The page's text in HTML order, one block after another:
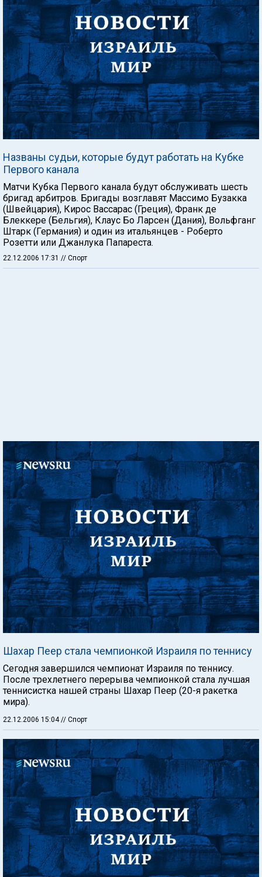
Названы судьи, которые будут работать на Кубке
Первого канала
Матчи Кубка Первого канала будут обслуживать шесть
бригад арбитров. Бригады возглавят Массимо Бузакка
(Швейцария), Кирос Вассарас (Греция), Франк де
Блеккере (Бельгия), Клаус Бо Ларсен (Дания), Вольфганг
Штарк (Германия) и один из итальянцев - Роберто
Розетти или Джанлука Папареста.
22.12.2006 17:31 // Спорт
Шахар Пеер стала чемпионкой Израиля по теннису
Сегодня завершился чемпионат Израиля по теннису.
После трехлетнего перерыва чемпионкой стала лучшая
теннисистка нашей страны Шахар Пеер (20-я ракетка
мира).
22.12.2006 15:04// Спорт